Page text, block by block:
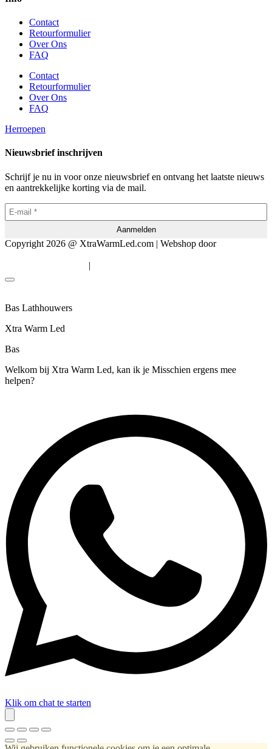
Contact
Retourformulier
Over Ons
FAQ
Contact
Retourformulier
Over Ons
FAQ
Herroepen
Nieuwsbrief inschrijven
Schrijf je nu in voor onze nieuwsbrief en ontvang het laatste nieuws
en aantrekkelijke korting via de mail.
Copyright 2026 @ XtraWarmLed.com | Webshop door
|
Bas Lathhouwers
Xtra Warm Led
Bas
Welkom bij Xtra Warm Led, kan ik je Misschien ergens mee
helpen?
Klik om chat te starten